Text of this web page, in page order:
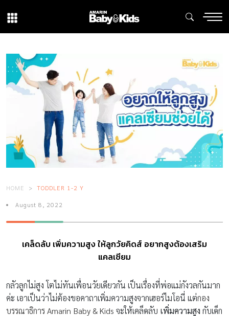
HOME TODDLER 1-2 Y
August 8, 2022
เคล็ดลับ เพิ่มความสูง ให้ลูกวัยคิดส์ อยากสูงต้องเสริม
แคลเซียม
กลัวลูกไม่สูง โตไม่ทันเพื่อนวัยเดียวกัน เป็นเรื่องที่พ่อแม่กังวลกันมาก
ค่ะ เอาเป็นว่าไม่ต้องขอคาถาเพิ่มความสูงจากเฮอร์ไมโอนี่ แต่กอง
บรรณาธิการ Amarin Baby & Kids จะให้เคล็ดลับ เพิ่มความสูง กับเด็ก